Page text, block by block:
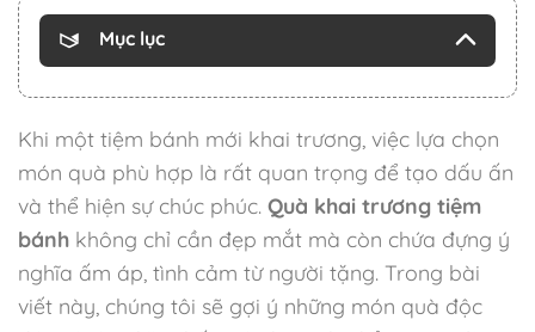
Mục lục
Khi một tiệm bánh mới khai trương, việc lựa chọn
món quà phù hợp là rất quan trọng để tạo dấu ấn
và thể hiện sự chúc phúc. Quà khai trương tiệm
bánh không chỉ cần đẹp mắt mà còn chứa đựng ý
nghĩa ấm áp, tình cảm từ người tặng. Trong bài
viết này, chúng tôi sẽ gợi ý những món quà độc